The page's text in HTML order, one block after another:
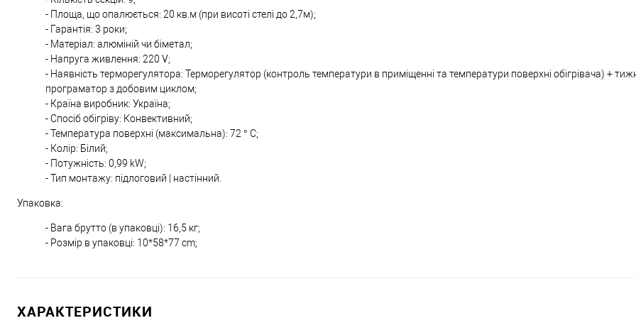
- Площа, що опалюється: 20 кв.м (при висоті стелі до 2,7м);
- Гарантія: 3 роки;
- Матеріал: алюміній чи біметал;
- Напруга живлення: 220 V;
- Наявність терморегулятора: Терморегулятор (контроль температури в приміщенні та температури поверхні обігрівача) +
програматор з добовим циклом;
- Країна виробник: Україна;
- Спосіб обігріву: Конвективний;
- Температура поверхні (максимальна): 72 ° С;
- Колір: Білий;
- Потужність: 0,99 kW;
- Тип монтажу: підлоговий | настінний.
Упаковка:
- Вага брутто (в упаковці): 16,5 кг;
- Розмір в упаковці: 10*58*77 cm;
ХАРАКТЕРИСТИКИ